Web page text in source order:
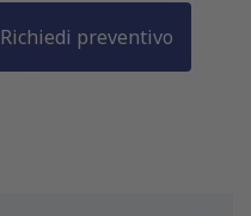
Richiedi preventivo